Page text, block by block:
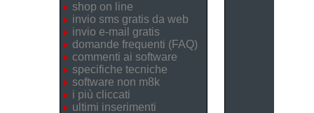
shop on line
invio sms gratis da web
invio e-mail gratis
domande frequenti (FAQ)
commenti ai software
specifiche tecniche
software non m8k
i più cliccati
ultimi inserimenti